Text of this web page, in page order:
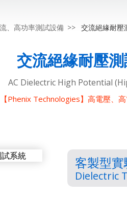
、高功率測試設備 交流絕緣耐壓
交流絕緣耐壓
AC Dielectric High Potential
【Phenix Technologies】高電壓、
客製型
Dielectric